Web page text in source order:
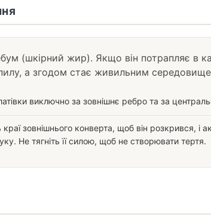
(шкірний жир). Якщо він потрапляє в
а згодом стає живильним
виключно за зовнішнє ребро та за
краї зовнішнього конверта, щоб він розкрився, і
Не тягніть її силою, щоб не створювати тертя.